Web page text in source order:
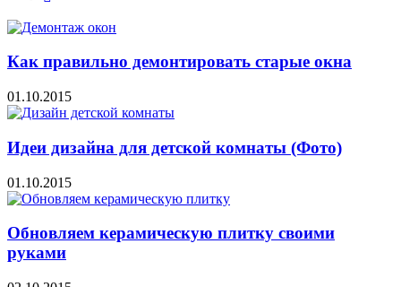
Как правильно демонтировать старые окна
01.10.2015
Идеи дизайна для детской комнаты (Фото)
01.10.2015
Обновляем керамическую плитку своими
руками